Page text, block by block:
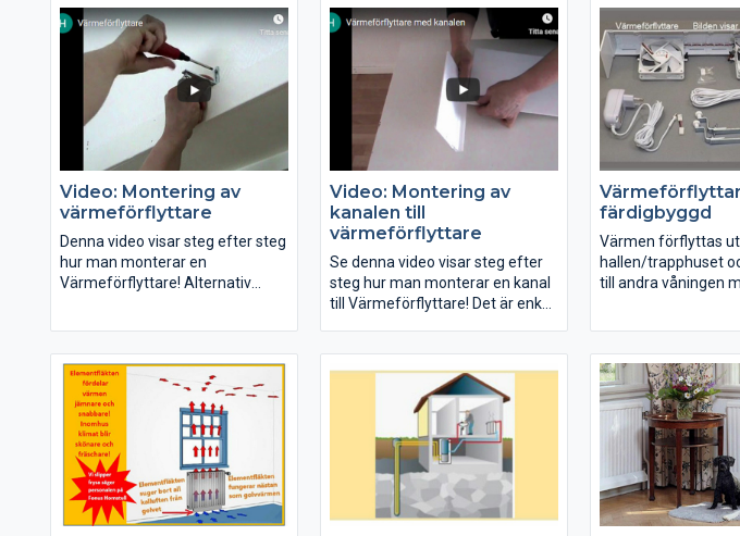
taket till golvet i nästa rum.
Det fungerar jättebra när man
eldar i kamin eller spisen.
Nu lanserar vi kanaler till
Värmeförflyttaren som blir extra
bra. Och den förs allra varmaste
luften genom kanalen via fläkten
ner till golvet.
Video: Montering av
värmeförflyttare
Denna video visar steg efter steg
hur man monterar en
Värmeförflyttare! Alternativ
Video: Montering av
kanalen till
värmeförflyttare
Se denna video visar steg efter
steg hur man monterar en kanal
till Värmeförflyttare! Det är enkel
färdigbyggd
Värmen förflyttas
hallen/trapphuset
till andra våningen
ungefär som man
gardinstång.
Du som eldar
kalkugn, vedspis
källor, är säkert har
det blir för het i